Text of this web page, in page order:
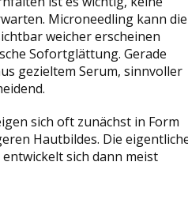
Microneedling kann die
weicher erscheinen
Sofortglättung. Gerade
gezieltem Serum, sinnvoller
sich oft zunächst in Form
Hautbildes. Die
sich dann meist